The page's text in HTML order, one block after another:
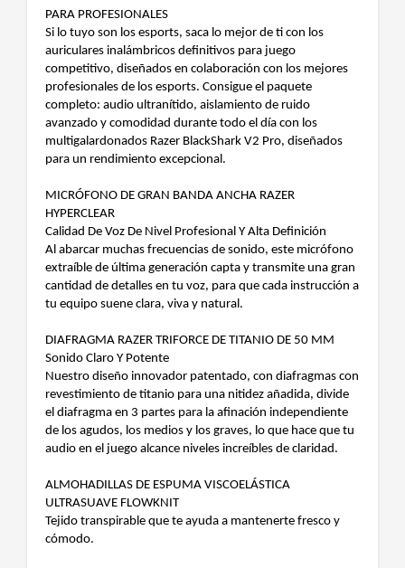
PARA PROFESIONALES
Si lo tuyo son los esports, saca lo mejor de ti con los
auriculares inalámbricos definitivos para juego
competitivo, diseñados en colaboración con los mejores
profesionales de los esports. Consigue el paquete
completo: audio ultranítido, aislamiento de ruido
avanzado y comodidad durante todo el día con los
multigalardonados Razer BlackShark V2 Pro, diseñados
para un rendimiento excepcional.
MICRÓFONO DE GRAN BANDA ANCHA RAZER
HYPERCLEAR
Calidad De Voz De Nivel Profesional Y Alta Definición
Al abarcar muchas frecuencias de sonido, este micrófono
extraíble de última generación capta y transmite una gran
cantidad de detalles en tu voz, para que cada instrucción a
tu equipo suene clara, viva y natural.
DIAFRAGMA RAZER TRIFORCE DE TITANIO DE 50 MM
Sonido Claro Y Potente
Nuestro diseño innovador patentado, con diafragmas con
revestimiento de titanio para una nitidez añadida, divide
el diafragma en 3 partes para la afinación independiente
de los agudos, los medios y los graves, lo que hace que tu
audio en el juego alcance niveles increíbles de claridad.
ALMOHADILLAS DE ESPUMA VISCOELÁSTICA
ULTRASUAVE FLOWKNIT
Tejido transpirable que te ayuda a mantenerte fresco y
cómodo.